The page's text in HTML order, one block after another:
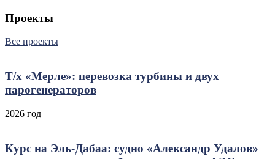
Проекты
Все проекты
Т/х «Мерле»: перевозка турбины и двух
парогенераторов
2026 год
Курс на Эль‑Дабаа: судно «Александр Удалов»